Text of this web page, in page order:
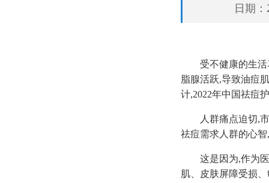
日期：
受不健康的生
脂腺活跃,导致油痘
计,2022年中国祛痘
人群痛点迫切,
祛痘需求人群的心
这是因为,作为
肌、皮肤屏障受损